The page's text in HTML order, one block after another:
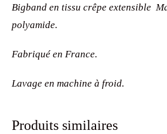
Bigband en tissu crêpe extensible
polyamide.
Fabriqué en France.
Lavage en machine à froid.
Produits similaires